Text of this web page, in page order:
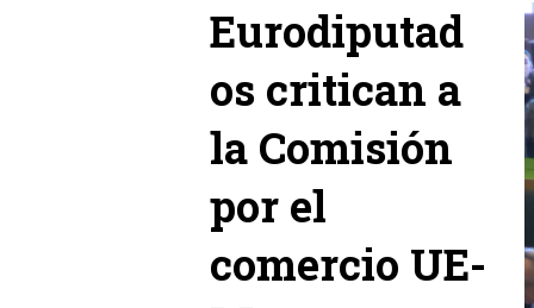
Eurodiputad
os critican a
la Comisión
por el
comercio UE-